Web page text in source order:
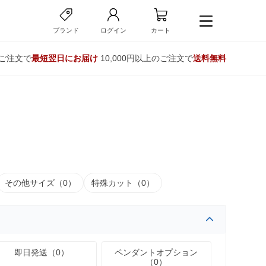
ブランド ログイン カート
注文で最短翌日にお届け10,000円以上のご注文で送料無料
その他サイズ（0） 特殊カット（0）
即日発送（0）
ペンダントオプション
（0）